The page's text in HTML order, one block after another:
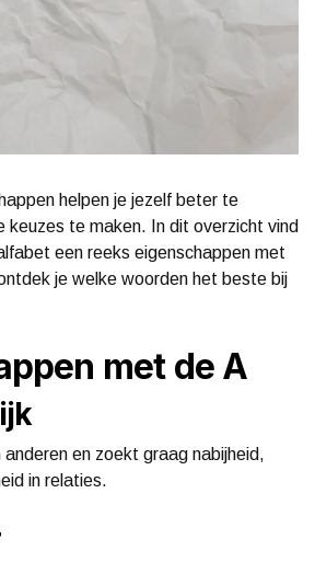
helpen je jezelf beter te
keuzes te maken. In dit overzicht vind
een reeks eigenschappen met
je welke woorden het beste bij
met de A
en zoekt graag nabijheid,
in relaties.